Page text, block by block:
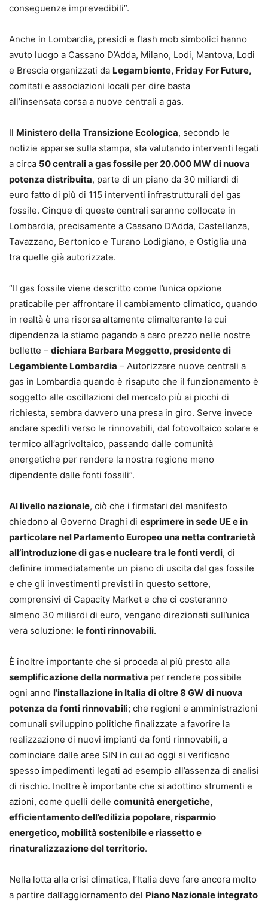
conseguenze imprevedibili”.
Anche in Lombardia, presidi e flash mob simbolici hanno
avuto luogo a Cassano D’Adda, Milano, Lodi, Mantova, Lodi
e Brescia organizzati da Legambiente, Friday For Future,
comitati e associazioni locali per dire basta
all’insensata corsa a nuove centrali a gas.
Il Ministero della Transizione Ecologica, secondo le
notizie apparse sulla stampa, sta valutando interventi legati
a circa 50 centrali a gas fossile per 20.000 MW di nuova
potenza distribuita, parte di un piano da 30 miliardi di
euro fatto di più di 115 interventi infrastrutturali del gas
fossile. Cinque di queste centrali saranno collocate in
Lombardia, precisamente a Cassano D’Adda, Castellanza,
Tavazzano, Bertonico e Turano Lodigiano, e Ostiglia una
tra quelle già autorizzate.
“Il gas fossile viene descritto come l’unica opzione
praticabile per affrontare il cambiamento climatico, quando
in realtà è una risorsa altamente climalterante la cui
dipendenza la stiamo pagando a caro prezzo nelle nostre
bollette – dichiara Barbara Meggetto, presidente di
Legambiente Lombardia – Autorizzare nuove centrali a
gas in Lombardia quando è risaputo che il funzionamento è
soggetto alle oscillazioni del mercato più ai picchi di
richiesta, sembra davvero una presa in giro. Serve invece
andare spediti verso le rinnovabili, dal fotovoltaico solare e
termico all’agrivoltaico, passando dalle comunità
energetiche per rendere la nostra regione meno
dipendente dalle fonti fossili”.
Al livello nazionale, ciò che i firmatari del manifesto
chiedono al Governo Draghi di esprimere in sede UE e in
particolare nel Parlamento Europeo una netta contrarietà
all’introduzione di gas e nucleare tra le fonti verdi, di
definire immediatamente un piano di uscita dal gas fossile
e che gli investimenti previsti in questo settore,
comprensivi di Capacity Market e che ci costeranno
almeno 30 miliardi di euro, vengano direzionati sull’unica
vera soluzione: le fonti rinnovabili.
È inoltre importante che si proceda al più presto alla
semplificazione della normativa per rendere possibile
ogni anno l’installazione in Italia di oltre 8 GW di nuova
potenza da fonti rinnovabili; che regioni e amministrazioni
comunali sviluppino politiche finalizzate a favorire la
realizzazione di nuovi impianti da fonti rinnovabili, a
cominciare dalle aree SIN in cui ad oggi si verificano
spesso impedimenti legati ad esempio all’assenza di analisi
di rischio. Inoltre è importante che si adottino strumenti e
azioni, come quelli delle comunità energetiche,
efficientamento dell’edilizia popolare, risparmio
energetico, mobilità sostenibile e riassetto e
rinaturalizzazione del territorio.
Nella lotta alla crisi climatica, l’Italia deve fare ancora molto
a partire dall’aggiornamento del Piano Nazionale integrato